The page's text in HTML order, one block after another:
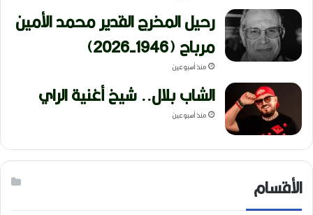
رحيل المخرج القدير محمد الأمين
مرباح (1946-2026)
منذ أسبوعين
الشاب بلال.. شيخ أغنية الراي
منذ أسبوعين
الأقسام